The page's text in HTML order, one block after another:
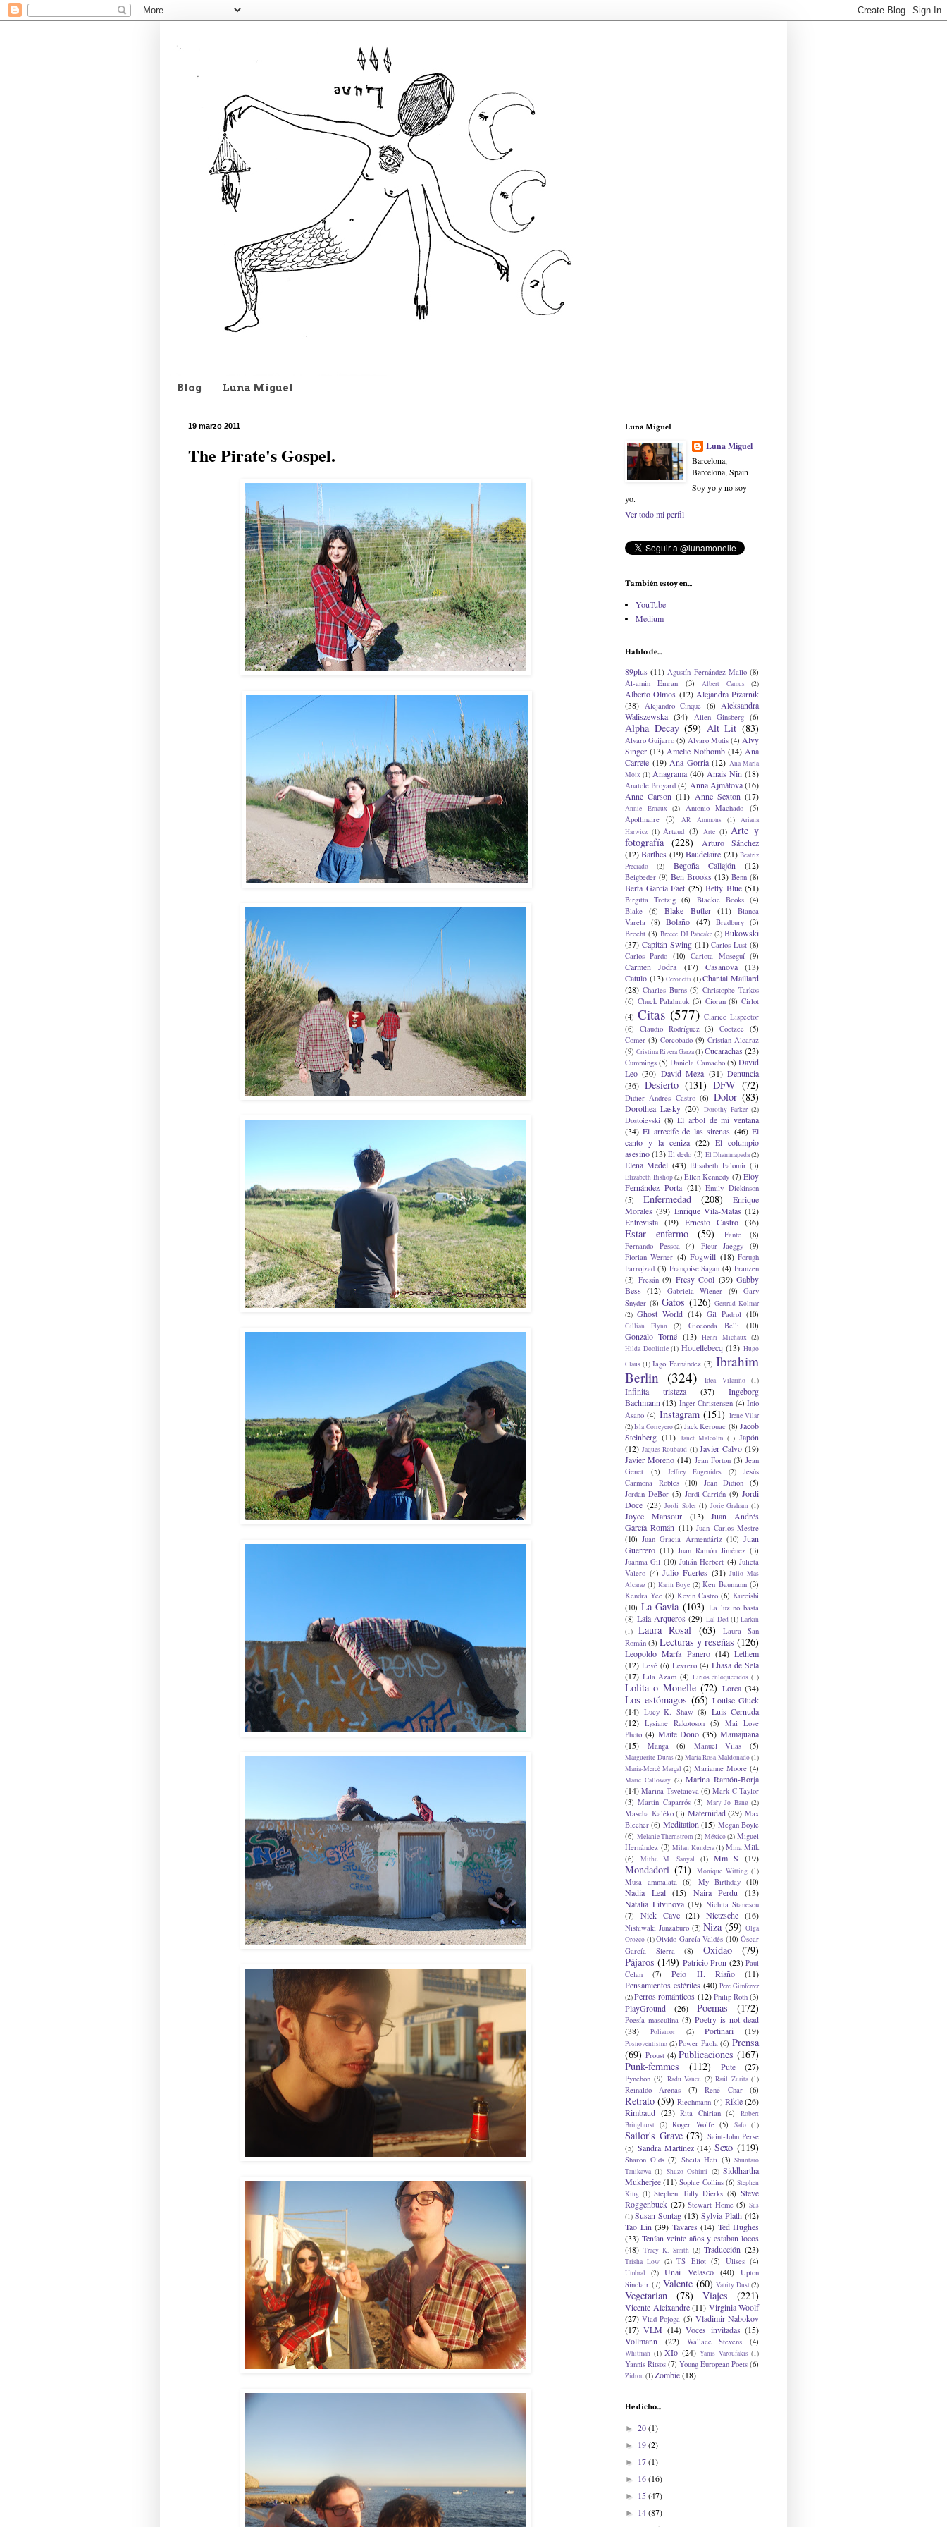
Blog Luna Miguel
19 marzo 2011
The Pirate's Gospel.
Luna Miguel
Luna Miguel
Barcelona,
Barcelona, Spain
Soy yo y no soy
yo.
Ver todo mi perfil
También estoy en...
YouTube
Medium
Hablo de...
89plus (11) Agustín Fernández Mallo (8)
Al-amin Emran
(3) Albert Camus (2)
Alberto Olmos (12) Alejandra Pizarnik
(38)
Alejandro Cinque (6)
Aleksandra
Waliszewska (34) Allen Ginsberg (6)
Alpha Decay (59) Alt Lit (83)
Alvaro Guijarro (5) Alvaro Mutis (4) Alvy
Singer (13) Amelie Nothomb (14) Ana
Carrete (19) Ana Gorria (12) Ana María
Moix (1) Anagrama (40) Anais Nin (18)
Anatole Broyard (4) Anna Ajmátova (16)
Anne Carson (11) Anne Sexton (17)
Annie Ernaux (2) Antonio Machado
(5)
Apollinaire
(3) AR Ammons (1)
Ariana
Harwicz (1) Artaud (3) Arte (1) Arte y
fotografía (228)
Arturo Sánchez
(12) Barthes (19) Baudelaire (21) Beatriz
Preciado
(2) Begoña Callejón (12)
Beigbeder (9) Ben Brooks (13) Benn (8)
Berta García Faet (25) Betty Blue (51)
Birgitta Trotzig (6) Blackie Books (4)
Blake
(6) Blake Butler (11)
Blanca
Varela
(8) Bolaño (47) Bradbury (3)
Brecht (3) Breece DJ Pancake (2) Bukowski
(37) Capitán Swing (11) Carlos Lust (8)
Carlos Pardo (10) Carlota Moseguí (9)
Carmen Jodra (17) Casanova
(13)
Catulo (13) Ceronetti (1) Chantal Maillard
(28) Charles Burns (5) Christophe Tarkos
(6) Chuck Palahniuk (3) Cioran (8) Cirlot
(4) Citas (577) Clarice Lispector
(6)
Claudio Rodríguez (3) Coetzee (5)
Comer (3) Corcobado (9) Cristian Alcaraz
(9) Cristina Rivera Garza(1)Cucarachas (23)
Cummings (5) Daniela Camacho (5) David
Leo (30) David Meza (31) Denuncia
(36) Desierto (131) DFW (72)
Didier Andrés Castro (6) Dolor (83)
Dorothea Lasky (20) Dorothy Parker (2)
Dostoievski (8) El arbol de mi ventana
(34) El arrecife de las sirenas (46) El
canto y la ceniza (22) El columpio
asesino(13) El dedo (3) El Dhammapada(2)
Elena Medel (43) Elisabeth Falomir (3)
Elizabeth Bishop(2) Ellen Kennedy (7) Eloy
Fernández Porta (21) Emily Dickinson
(5)
Enfermedad (208)
Enrique
Morales (39) Enrique Vila-Matas (12)
Entrevista (19) Ernesto Castro (36)
Estar enfermo (59) Fante
(8)
Fernando Pessoa
(4) Fleur Jaeggy
(9)
Florian Werner (4) Fogwill (18) Forugh
Farrojzad (3) Françoise Sagan (4) Franzen
(3) Fresán (9) Fresy Cool (39) Gabby
Bess (12) Gabriela Wiener (9)
Gary
Snyder (8) Gatos (126) Gertrud Kolmar
(2) Ghost World (14) Gil Padrol (10)
Gillian Flynn (2) Gioconda Belli (10)
Gonzalo Torné (13) Henri Michaux (2)
Hilda Doolittle (1) Houellebecq (13) Hugo
Claus (1) Iago Fernández (3) Ibrahim
Berlin (324) Idea Vilariño (1)
Infinita tristeza (37)
Ingeborg
Bachmann (13) Inger Christensen (4) Inio
Asano (4) Instagram (151) Irene Vilar
(2)Isla Correyero(2) Jack Kerouac (8) Jacob
Steinberg (11) Janet Malcolm (1) Japón
(12) Jaques Roubaud (1) Javier Calvo (19)
Javier Moreno (14) Jean Forton (3) Jean
Genet
(5) Jeffrey Eugenides (2)
Jesús
Carmona Robles
(10) Joan Didion
(5)
Jordan DeBor (5) Jordi Carrión (9) Jordi
Doce (23) Jordi Soler (1) Jorie Graham (1)
Joyce Mansour (13)
Juan Andrés
García Román (11) Juan Carlos Mestre
(10) Juan Gracia Armendáriz (10) Juan
Guerrero (11) Juan Ramón Jiménez (3)
Juanma Gil (10) Julián Herbert (4) Julieta
Valero (4) Julio Fuertes (31) Julio Mas
Alcaraz (1) Karin Boye (2) Ken Baumann (3)
Kendra Yee (8) Kevin Castro (6) Kureishi
(10) La Gavia (103) La luz no basta
(8) Laia Arqueros (29) Lal Ded (1) Larkin
(1)
Laura Rosal (63)
Laura San
Román (3) Lecturas y reseñas (126)
Leopoldo María Panero (14) Lethem
(12) Levé (6) Levrero (4) Lhasa de Sela
(17) Lila Azam (4) Lirios enloquecidos (1)
Lolita o Monelle (72) Lorca (34)
Los estómagos (65) Louise Gluck
(14) Lucy K. Shaw (8) Luis Cernuda
(12) Lysiane Rakotoson (5)
Mai Love
Photo (4) Maite Dono (35) Mamajuana
(15)
Manga (6) Manuel Vilas (5)
Marguerite Duras(2) María Rosa Maldonado(1)
Maria-Mercè Marçal (2) Marianne Moore (4)
Marie Calloway (2) Marina Ramón-Borja
(14) Marina Tsvetaieva (6) Mark C Taylor
(3) Martín Caparrós (3) Mary Jo Bang (2)
Mascha Kaléko (3) Maternidad (29) Max
Blecher (6) Meditation (15) Megan Boyle
(6) Melanie Thernstrom (2) México (2) Miguel
Hernández (3) Milan Kundera(1) Mina Milk
(6)
Mithu M. Sanyal (1) Mm S (19)
Mondadori (71) Monique Witting (1)
Musa ammalata (6) My Birthday (10)
Nadia Leal (15) Naira Perdu
(13)
Natalia Litvinova (19) Nichita Stanescu
(7)
Nick Cave (21) Nietzsche (16)
Nishiwaki Junzaburo (3) Niza (59) Olga
Orozco (1)Olvido García Valdés (10) Óscar
García Sierra
(8) Oxidao
(79)
Pájaros (149) Patricio Pron (23) Paul
Celan
(7) Peio H. Riaño
(11)
Pensamientos estériles (40) Pere Gimferrer
(2)Perros románticos (12) Philip Roth (3)
PlayGround (26) Poemas (172)
Poesía masculina (3) Poetry is not dead
(38)
Poliamor (2) Portinari (19)
Posnoventismo (2) Power Paola (6) Prensa
(69) Proust (4) Publicaciones (167)
Punk-femmes
(112) Pute (27)
Pynchon (9) Radu Vancu (2) Raúl Zurita (1)
Reinaldo Arenas (7) René Char (6)
Retrato (59) Riechmann (4) Rikle (26)
Rimbaud (23) Rita Chirian (4)
Robert
Bringhurst (2) Roger Wolfe (5) Safo (1)
Sailor's Grave (73) Saint-John Perse
(5) Sandra Martínez (14) Sexo (119)
Sharon Olds (7) Sheila Heti (3) Shuntaro
Tanikawa (1) Shuzo Oshimi (2) Siddhartha
Mukherjee (11) Sophie Collins (6) Stephen
King (1) Stephen Tully Dierks (8) Steve
Roggenbuck (27) Stewart Home (5) Sus
(1) Susan Sontag (13) Sylvia Plath (42)
Tao Lin (39) Tavares (14) Ted Hughes
(33) Tenían veinte años y estaban locos
(48) Tracy K. Smith (2) Traducción (23)
Trisha Low (2) TS Eliot (5) Ulises (4)
Umbral (2) Unai Velasco (40)
Upton
Sinclair (7) Valente (60) Vanity Dust(2)
Vegetarian (78) Viajes (221)
Vicente Aleixandre (11) Virginia Woolf
(27) Vlad Pojoga (5) Vladimir Nabokov
(17) VLM (14) Voces invitadas (15)
Vollmann
(22) Wallace Stevens (4)
Whitman (1) XIo (24) Yanis Varoufakis (1)
Yannis Ritsos (7) Young European Poets (6)
Zidrou(1)Zombie(18)
He dicho...
► 20(1)
► 19(2)
► 17(1)
► 16(16)
► 15(47)
► 14(87)